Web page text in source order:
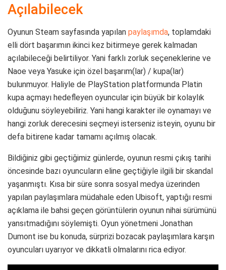
Açılabilecek
Oyunun Steam sayfasında yapılan paylaşımda, toplamdaki
elli dört başarımın ikinci kez bitirmeye gerek kalmadan
açılabileceği belirtiliyor. Yani farklı zorluk seçeneklerine ve
Naoe veya Yasuke için özel başarım(lar) / kupa(lar)
bulunmuyor. Haliyle de PlayStation platformunda Platin
kupa açmayı hedefleyen oyuncular için büyük bir kolaylık
olduğunu söyleyebiliriz. Yani hangi karakter ile oynamayı ve
hangi zorluk derecesini seçmeyi isterseniz isteyin, oyunu bir
defa bitirene kadar tamamı açılmış olacak.
Bildiğiniz gibi geçtiğimiz günlerde, oyunun resmi çıkış tarihi
öncesinde bazı oyuncuların eline geçtiğiyle ilgili bir skandal
yaşanmıştı. Kısa bir süre sonra sosyal medya üzerinden
yapılan paylaşımlara müdahale eden Ubisoft, yaptığı resmi
açıklama ile bahsi geçen görüntülerin oyunun nihai sürümünü
yansıtmadığını söylemişti. Oyun yönetmeni Jonathan
Dumont ise bu konuda, sürprizi bozacak paylaşımlara karşın
oyuncuları uyarıyor ve dikkatli olmalarını rica ediyor.